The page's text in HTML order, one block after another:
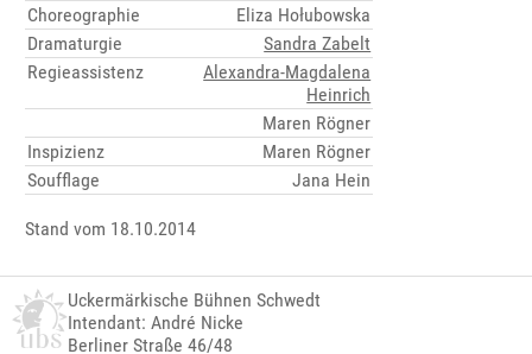
Choreographie
Eliza Hołubowska
Dramaturgie
Sandra Zabelt
Regieassistenz
Alexandra-Magdalena
Heinrich
Maren Rögner
Inspizienz
Maren Rögner
Soufflage
Jana Hein
Stand vom 18.10.2014
Uckermärkische Bühnen Schwedt
Intendant: André Nicke
Berliner Straße 46/48